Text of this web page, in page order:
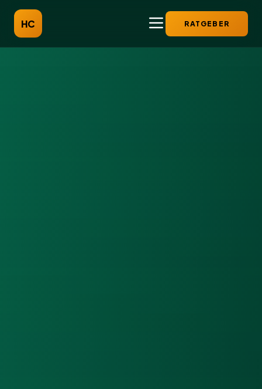
HC RATGEBER